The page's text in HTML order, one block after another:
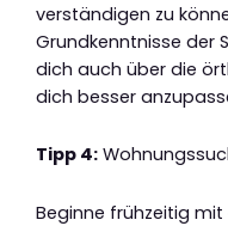
verständigen zu
Grundkenntnisse der
dich auch über die
dich besser
Tipp 4:
Beginne frühzeitig